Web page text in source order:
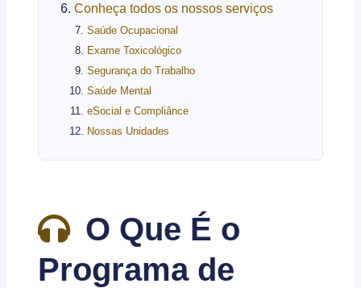
Conheça todos os nossos serviços
Saúde Ocupacional
Exame Toxicológico
Segurança do Trabalho
Saúde Mental
eSocial e Compliânce
Nossas Unidades
O Que É o
Programa de